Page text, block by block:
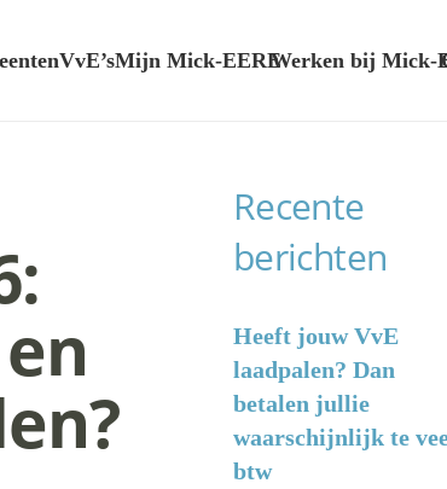
VvE’sMijn Mick-EEREWerken bij Mick-
Recente
berichten
Heeft jouw VvE
laadpalen? Dan
betalen jullie
waarschijnlijk te
btw